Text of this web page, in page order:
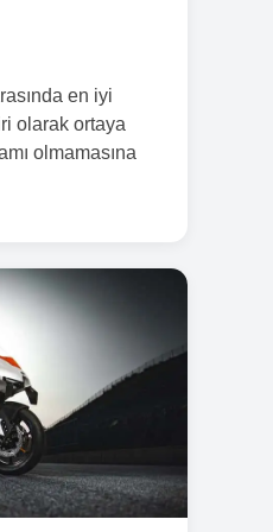
en iyi
olarak ortaya
olmamasına